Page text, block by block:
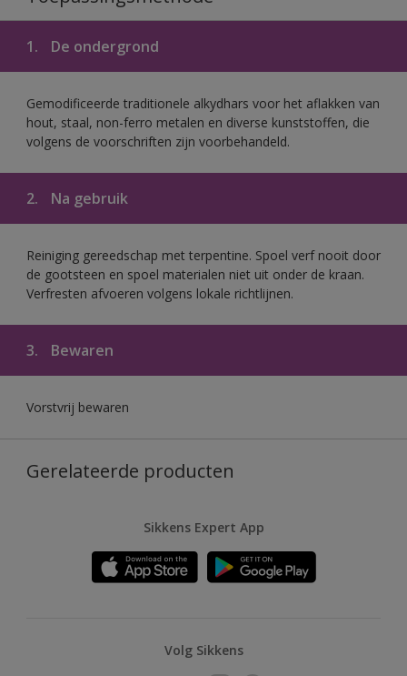
1. De ondergrond
Gemodificeerde traditionele alkydhars voor het aflakken van
hout, staal, non-ferro metalen en diverse kunststoffen, die
volgens de voorschriften zijn voorbehandeld.
2. Na gebruik
Reiniging gereedschap met terpentine. Spoel verf nooit door
de gootsteen en spoel materialen niet uit onder de kraan.
Verfresten afvoeren volgens lokale richtlijnen.
3. Bewaren
Vorstvrij bewaren
Gerelateerde producten
Sikkens Expert App
Volg Sikkens